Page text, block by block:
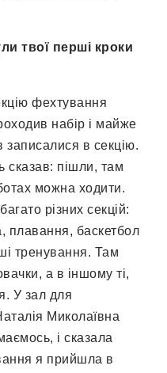
твої перші кроки
фехтування
набір і майже
записалися в секцію.
сказав: пішли, там
можна ходити.
різних секцій:
плавання, баскетбол
тренування. Там
а в іншому ті,
У зал для
Миколаївна
і сказала
я прийшла в